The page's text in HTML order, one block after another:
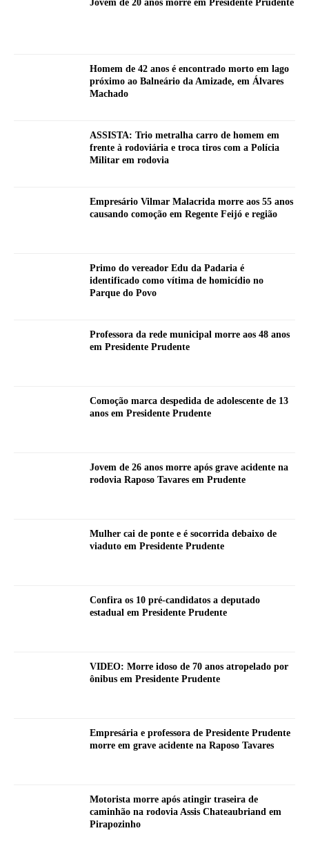
Jovem de 20 anos morre em Presidente Prudente
Homem de 42 anos é encontrado morto em lago
próximo ao Balneário da Amizade, em Álvares
Machado
ASSISTA: Trio metralha carro de homem em
frente à rodoviária e troca tiros com a Polícia
Militar em rodovia
Empresário Vilmar Malacrida morre aos 55 anos
causando comoção em Regente Feijó e região
Primo do vereador Edu da Padaria é
identificado como vítima de homicídio no
Parque do Povo
Professora da rede municipal morre aos 48 anos
em Presidente Prudente
Comoção marca despedida de adolescente de 13
anos em Presidente Prudente
Jovem de 26 anos morre após grave acidente na
rodovia Raposo Tavares em Prudente
Mulher cai de ponte e é socorrida debaixo de
viaduto em Presidente Prudente
Confira os 10 pré-candidatos a deputado
estadual em Presidente Prudente
VIDEO: Morre idoso de 70 anos atropelado por
ônibus em Presidente Prudente
Empresária e professora de Presidente Prudente
morre em grave acidente na Raposo Tavares
Motorista morre após atingir traseira de
caminhão na rodovia Assis Chateaubriand em
Pirapozinho